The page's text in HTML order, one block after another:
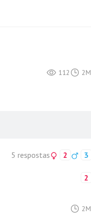
112 2M
5 respostas 2 3
2
2M